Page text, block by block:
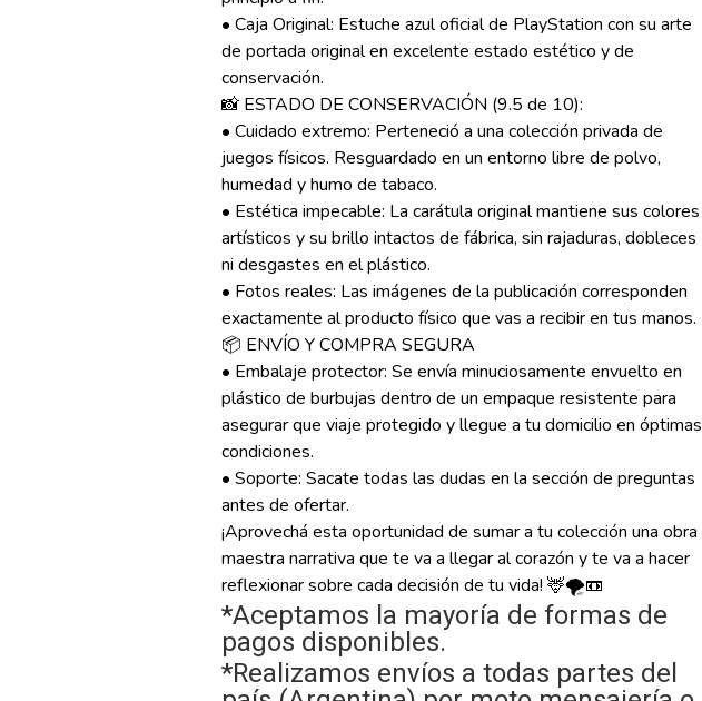
• Caja Original: Estuche azul oficial de PlayStation con su arte
de portada original en excelente estado estético y de
conservación.
📸 ESTADO DE CONSERVACIÓN (9.5 de 10):
• Cuidado extremo: Perteneció a una colección privada de
juegos físicos. Resguardado en un entorno libre de polvo,
humedad y humo de tabaco.
• Estética impecable: La carátula original mantiene sus colores
artísticos y su brillo intactos de fábrica, sin rajaduras, dobleces
ni desgastes en el plástico.
• Fotos reales: Las imágenes de la publicación corresponden
exactamente al producto físico que vas a recibir en tus manos.
📦 ENVÍO Y COMPRA SEGURA
• Embalaje protector: Se envía minuciosamente envuelto en
plástico de burbujas dentro de un empaque resistente para
asegurar que viaje protegido y llegue a tu domicilio en óptimas
condiciones.
• Soporte: Sacate todas las dudas en la sección de preguntas
antes de ofertar.
¡Aprovechá esta oportunidad de sumar a tu colección una obra
maestra narrativa que te va a llegar al corazón y te va a hacer
reflexionar sobre cada decisión de tu vida! 🦌🌪️📼
*Aceptamos la mayoría de formas de
pagos disponibles.
*Realizamos envíos a todas partes del